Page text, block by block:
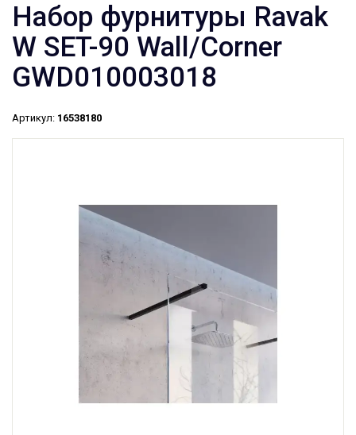
Набор фурнитуры Ravak
W SET-90 Wall/Corner
GWD010003018
Артикул: 16538180